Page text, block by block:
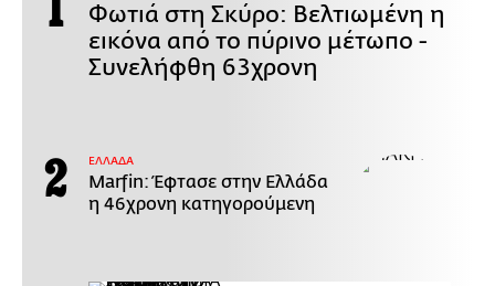
Φωτιά στη Σκύρο: Βελτιωμένη η
εικόνα από το πύρινο μέτωπο -
Συνελήφθη 63χρονη
ΕΛΛΑΔΑ
Marfin: Έφτασε στην Ελλάδα
η 46χρονη κατηγορούμενη